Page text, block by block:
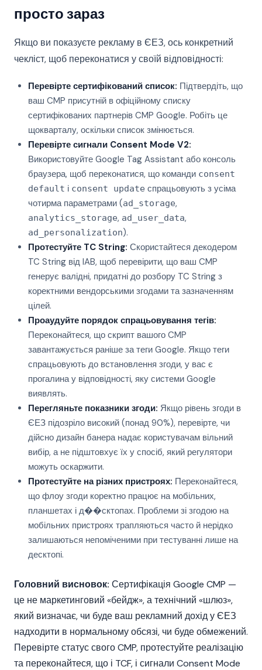
просто зараз
Якщо ви показуєте рекламу в ЄЕЗ, ось конкретний
чекліст, щоб переконатися у своїй відповідності:
Перевірте сертифікований список: Підтвердіть, що
ваш CMP присутній в офіційному списку
сертифікованих партнерів CMP Google. Робіть це
щокварталу, оскільки список змінюється.
Перевірте сигнали Consent Mode V2:
Використовуйте Google Tag Assistant або консоль
браузера, щоб переконатися, що команди consent
default і consent update спрацьовують з усіма
чотирма параметрами (ad_storage,
analytics_storage, ad_user_data,
ad_personalization).
Протестуйте TC String: Скористайтеся декодером
TC String від IAB, щоб перевірити, що ваш CMP
генерує валідні, придатні до розбору TC String з
коректними вендорськими згодами та зазначенням
цілей.
Проаудуйте порядок спрацьовування тегів:
Переконайтеся, що скрипт вашого CMP
завантажується раніше за теги Google. Якщо теги
спрацьовують до встановлення згоди, у вас є
прогалина у відповідності, яку системи Google
виявлять.
Перегляньте показники згоди: Якщо рівень згоди в
ЄЕЗ підозріло високий (понад 90%), перевірте, чи
дійсно дизайн банера надає користувачам вільний
вибір, а не підштовхує їх у спосіб, який регулятори
можуть оскаржити.
Протестуйте на різних пристроях: Переконайтеся,
що флоу згоди коректно працює на мобільних,
планшетах і д��сктопах. Проблеми зі згодою на
мобільних пристроях трапляються часто й нерідко
залишаються непоміченими при тестуванні лише на
десктопі.
Головний висновок: Сертифікація Google CMP —
це не маркетинговий «бейдж», а технічний «шлюз»,
який визначає, чи буде ваш рекламний дохід у ЄЕЗ
надходити в нормальному обсязі, чи буде обмежений.
Перевірте статус свого CMP, протестуйте реалізацію
та переконайтеся, що і TCF, і сигнали Consent Mode